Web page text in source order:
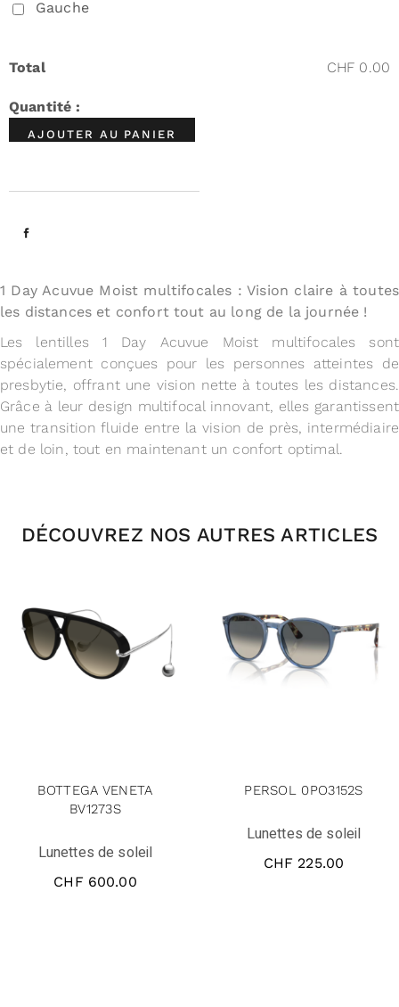
Gauche
Total CHF 0.00
AJOUTER AU PANIER
1 Day Acuvue Moist multifocales : Vision claire à toutes
les distances et confort tout au long de la journée !
Les lentilles 1 Day Acuvue Moist multifocales sont
spécialement conçues pour les personnes atteintes de
presbytie, offrant une vision nette à toutes les distances.
Grâce à leur design multifocal innovant, elles garantissent
une transition fluide entre la vision de près, intermédiaire
et de loin, tout en maintenant un confort optimal.
DÉCOUVREZ NOS AUTRES ARTICLES
BOTTEGA VENETA
BV1273S
Lunettes de soleil
CHF 600.00
PERSOL 0PO3152S
Lunettes de soleil
CHF 225.00